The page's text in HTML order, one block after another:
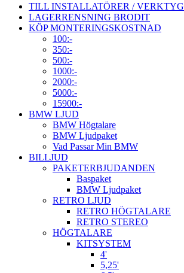
TILL INSTALLATÖRER / VERKTYG
LAGERRENSNING BRODIT
KÖP MONTERINGSKOSTNAD
100:-
350:-
500:-
1000:-
2000:-
5000:-
15900:-
BMW LJUD
BMW Högtalare
BMW Ljudpaket
Vad Passar Min BMW
BILLJUD
PAKETERBJUDANDEN
Baspaket
BMW Ljudpaket
RETRO LJUD
RETRO HÖGTALARE
RETRO STEREO
HÖGTALARE
KITSYSTEM
4'
5,25'